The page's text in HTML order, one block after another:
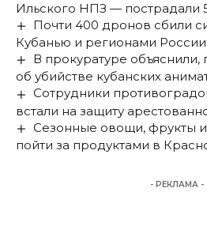
Ильского НПЗ — пострадали
Почти 400 дронов сбили
Кубанью и регионами
В прокуратуре объяснили,
об убийстве кубанских
Сотрудники
встали на защиту
Сезонные овощи, фрукты
пойти за продуктами в
- РЕКЛАМА -